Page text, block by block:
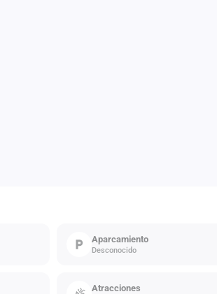
Aparcamiento
Desconocido
Atracciones